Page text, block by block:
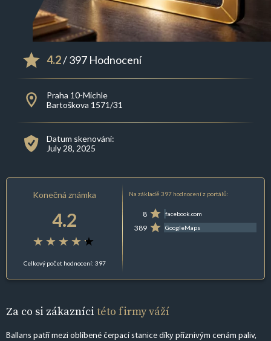
4.2/ 397 Hodnocení
Praha 10-Michle
Bartoškova 1571/31
Datum skenování:
July 28, 2025
Konečná známka
4.2
Celkový počet hodnocení: 397
Na základě 397 hodnocení z portálů:
8 facebook.com
389 GoogleMaps
Za co si zákazníci této firmy váží
Ballans patří mezi oblíbené čerpací stanice díky příznivým cenám paliv,